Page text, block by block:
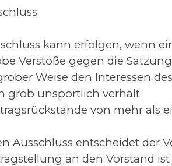
kann erfolgen, wenn
Verstöße gegen die
Weise den Interessen
grob unsportlich verhält
von mehr als
Ausschluss entscheidet der
an den Vorstand